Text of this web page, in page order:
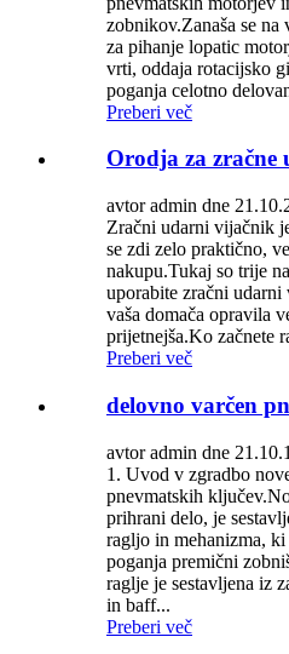
zobnikov.Zanaša se
za pihanje lopatic
vrti, oddaja rotacijsko
poganja celotno
Preberi več
Orodja za zračne
avtor admin dne
Zračni udarni vijačnik
se zdi zelo praktično,
nakupu.Tukaj so trije
uporabite zračni
vaša domača opravila
prijetnejša.Ko začnete
Preberi več
delovno varčen
avtor admin dne
1. Uvod v zgradbo
pnevmatskih
prihrani delo, je
ragljo in mehanizma,
poganja premični
raglje je sestavljena iz
in baff...
Preberi več